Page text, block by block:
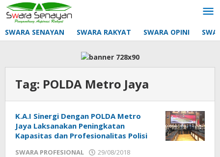
Lewati
ke
konten
SWARA SENAYAN SWARA RAKYAT SWARA OPINI
Tag: POLDA Metro Jaya
K.A.I Sinergi Dengan POLDA Metro
Jaya Laksanakan Peningkatan
Kapasitas dan Profesionalitas Polisi
SWARA PROFESIONAL 29/08/2018